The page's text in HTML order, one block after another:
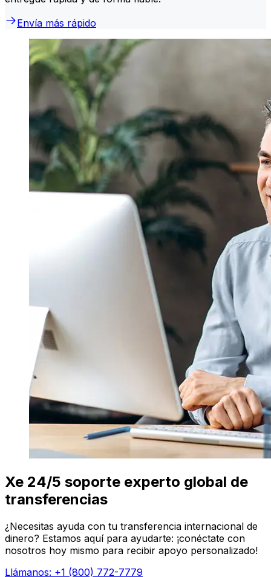
Envía más rápido
Xe 24/5 soporte experto global de
transferencias
¿Necesitas ayuda con tu transferencia internacional de
dinero? Estamos aquí para ayudarte: ¡conéctate con
nosotros hoy mismo para recibir apoyo personalizado!
Llámanos: +1 (800) 772-7779